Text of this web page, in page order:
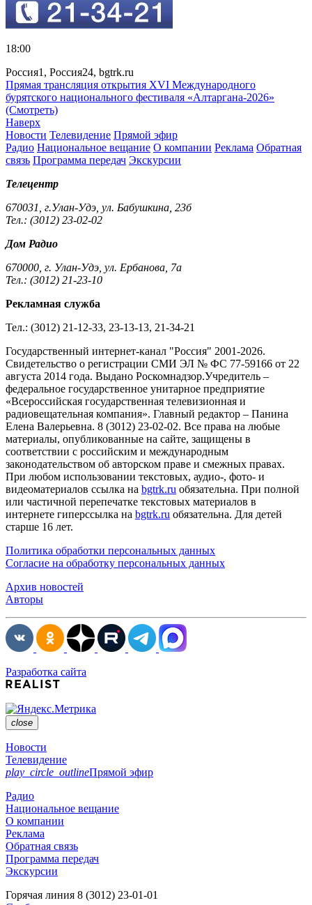
18:00
Россия1, Россия24, bgtrk.ru
Прямая трансляция открытия XVI Международного
бурятского национального фестиваля «Алтаргана-2026»
(Смотреть)
Наверх
Новости Телевидение Прямой эфир
Радио Национальное вещание О компании Реклама Обратная
связь Программа передач Экскурсии
Телецентр
670031, г.Улан-Удэ, ул. Бабушкина, 23б
Тел.: (3012) 23-02-02
Дом Радио
670000, г. Улан-Удэ, ул. Ербанова, 7а
Тел.: (3012) 21-23-10
Рекламная служба
Тел.: (3012) 21-12-33, 23-13-13, 21-34-21
Государственный интернет-канал "Россия" 2001-2026.
Cвидетельство о регистрации СМИ ЭЛ № ФС 77-59166 от 22
августа 2014 года. Выдано Роскомнадзор.Учредитель –
федеральное государственное унитарное предприятие
«Всероссийская государственная телевизионная и
радиовещательная компания». Главный редактор – Панина
Елена Валерьевна. 8 (3012) 23-02-02. Все права на любые
материалы, опубликованные на сайте, защищены в
соответствии с российским и международным
законодательством об авторском праве и смежных правах.
При любом использовании текстовых, аудио-, фото- и
видеоматериалов ссылка на bgtrk.ru обязательна. При полной
или частичной перепечатке текстовых материалов в
интернете гиперссылка на bgtrk.ru обязательна. Для детей
старше 16 лет.
Политика обработки персональных данных
Согласие на обработку персональных данных
Архив новостей
Авторы
Разработка сайта
close
Новости
Телевидение
play_circle_outlineПрямой эфир
Радио
Национальное вещание
О компании
Реклама
Обратная связь
Программа передач
Экскурсии
Горячая линия 8 (3012) 23-01-01